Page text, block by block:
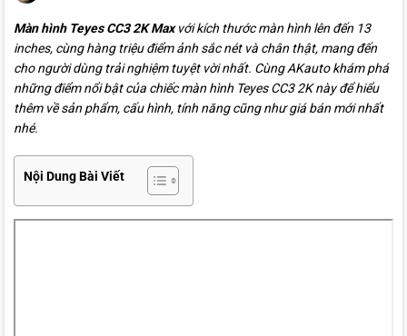
Màn hình Teyes CC3 2K Maxvới kích thước màn hình lên đến 13
inches, cùng hàng triệu điểm ảnh sắc nét và chân thật, mang đến
cho người dùng trải nghiệm tuyệt vời nhất. Cùng AKauto khám phá
những điểm nổi bật của chiếc màn hình Teyes CC3 2K này để hiểu
thêm về sản phẩm, cấu hình, tính năng cũng như giá bán mới nhất
nhé.
Nội Dung Bài Viết